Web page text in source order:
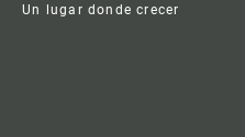
Un lugar donde crecer